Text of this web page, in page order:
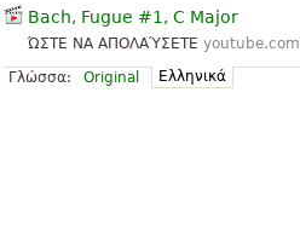
Bach, Fugue #1, C Major
ΏΣΤΕ ΝΑ ΑΠΟΛΑΎΣΕΤΕ youtube.com
Γλώσσα:
Original Ελληνικά